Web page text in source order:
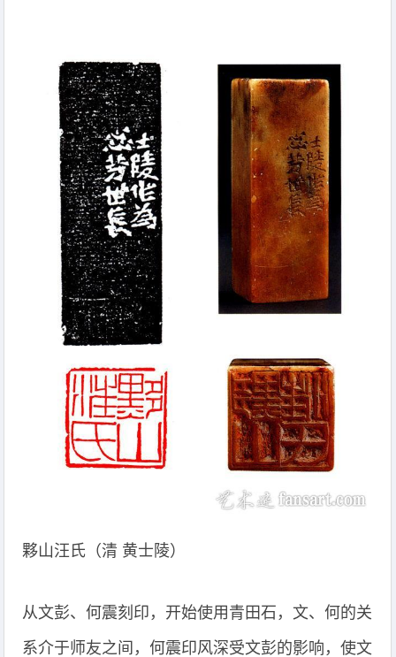
夥山汪氏（清 黄士陵）
从文彭、何震刻印，开始使用青田石，文、何的关
系介于师友之间，何震印风深受文彭的影响，使文